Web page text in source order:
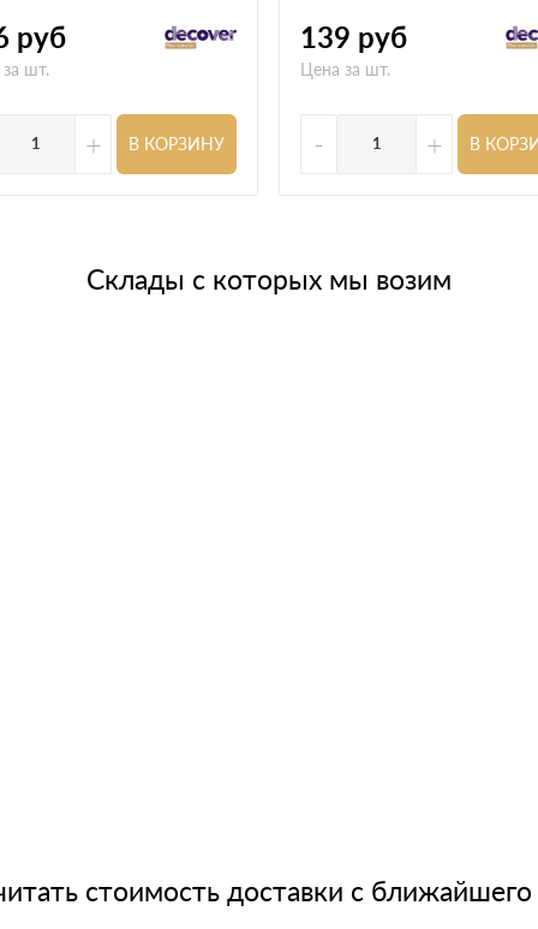
руб
шт.
+ В КОРЗИНУ
139 руб
Цена за шт.
- + В
Склады с которых мы возим
стоимость доставки с ближайшего